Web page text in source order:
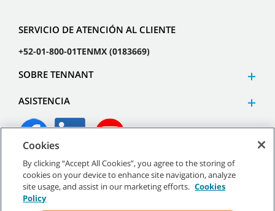
SERVICIO DE ATENCIÓN AL CLIENTE
+52-01-800-01TENMX (0183669)
SOBRE TENNANT
ASISTENCIA
2026 Tennant Company. Todos los derechos reservados.
Cookies
By clicking “Accept All Cookies”, you agree to the storing of
cookies on your device to enhance site navigation, analyze
site usage, and assist in our marketing efforts. Cookies
Policy